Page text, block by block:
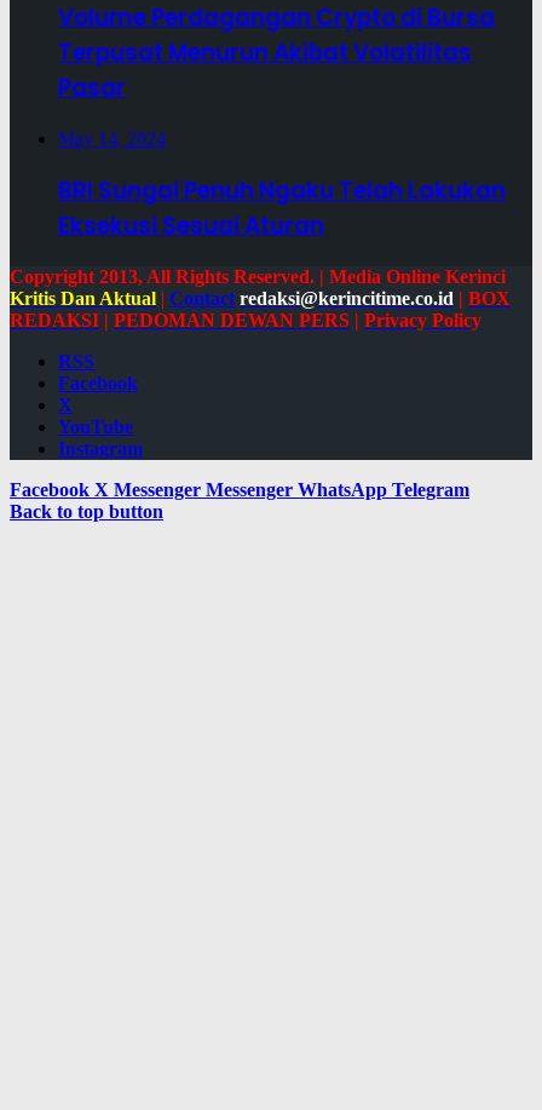
Volume Perdagangan Crypto di Bursa
Terpusat Menurun Akibat Volatilitas
Pasar
May 14, 2024
BRI Sungai Penuh Ngaku Telah Lakukan
Eksekusi Sesuai Aturan
Copyright 2013, All Rights Reserved. | Media Online Kerinci
Kritis Dan Aktual | Contact redaksi@kerincitime.co.id | BOX
REDAKSI | PEDOMAN DEWAN PERS | Privacy Policy
RSS
Facebook
X
YouTube
Instagram
Facebook X Messenger Messenger WhatsApp Telegram
Back to top button